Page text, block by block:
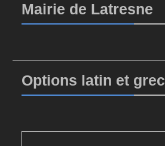
Mairie de Latresne
Options latin et grec